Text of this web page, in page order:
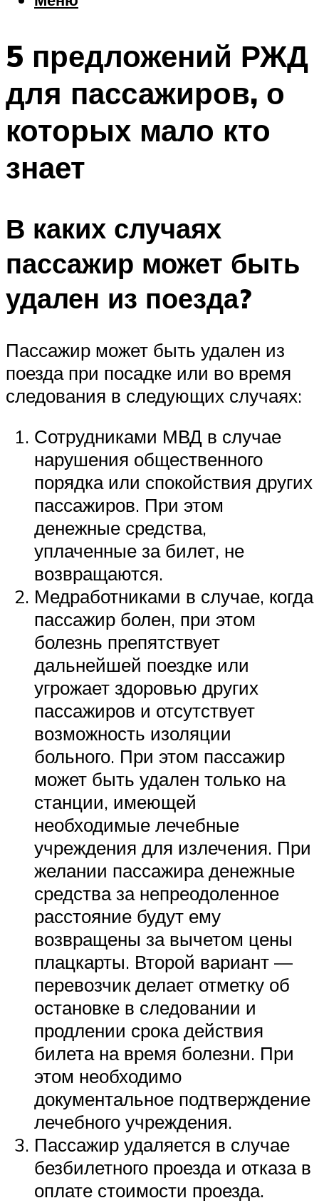
Шоппинг
Что посетить
Меню
5 предложений РЖД
для пассажиров, о
которых мало кто
знает
В каких случаях
пассажир может быть
удален из поезда?
Пассажир может быть удален из
поезда при посадке или во время
следования в следующих случаях:
Сотрудниками МВД в случае
нарушения общественного
порядка или спокойствия других
пассажиров. При этом
денежные средства,
уплаченные за билет, не
возвращаются.
Медработниками в случае, когда
пассажир болен, при этом
болезнь препятствует
дальнейшей поездке или
угрожает здоровью других
пассажиров и отсутствует
возможность изоляции
больного. При этом пассажир
может быть удален только на
станции, имеющей
необходимые лечебные
учреждения для излечения. При
желании пассажира денежные
средства за непреодоленное
расстояние будут ему
возвращены за вычетом цены
плацкарты. Второй вариант —
перевозчик делает отметку об
остановке в следовании и
продлении срока действия
билета на время болезни. При
этом необходимо
документальное подтверждение
лечебного учреждения.
Пассажир удаляется в случае
безбилетного проезда и отказа в
оплате стоимости проезда.